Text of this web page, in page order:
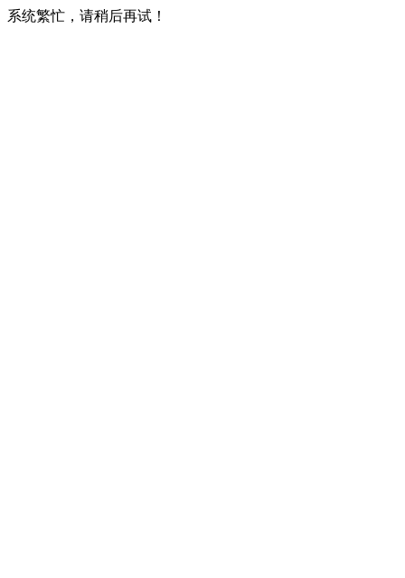
系统繁忙，请稍后再试！